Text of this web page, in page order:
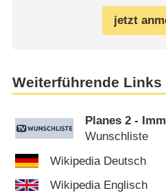
jetzt
Weiterführende Links
Planes 2 -
Wunschliste
Wikipedia Deutsch
Wikipedia Englisch